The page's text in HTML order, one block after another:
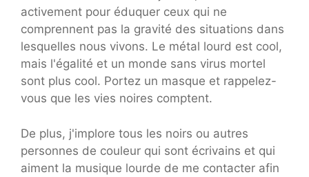
activement pour éduquer ceux qui ne
comprennent pas la gravité des situations dans
lesquelles nous vivons. Le métal lourd est cool,
mais l'égalité et un monde sans virus mortel
sont plus cool. Portez un masque et rappelez-
vous que les vies noires comptent.
De plus, j'implore tous les noirs ou autres
personnes de couleur qui sont écrivains et qui
aiment la musique lourde de me contacter afin